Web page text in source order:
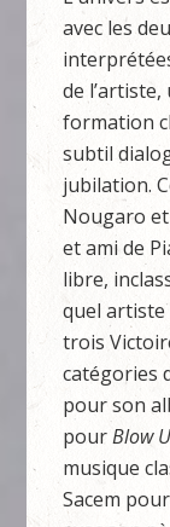
avec les
de
formation
subtil
jubilation.
Nougaro
et ami de
libre,
quel
trois
catégories
pour son
pourBlow
musique
Sacem